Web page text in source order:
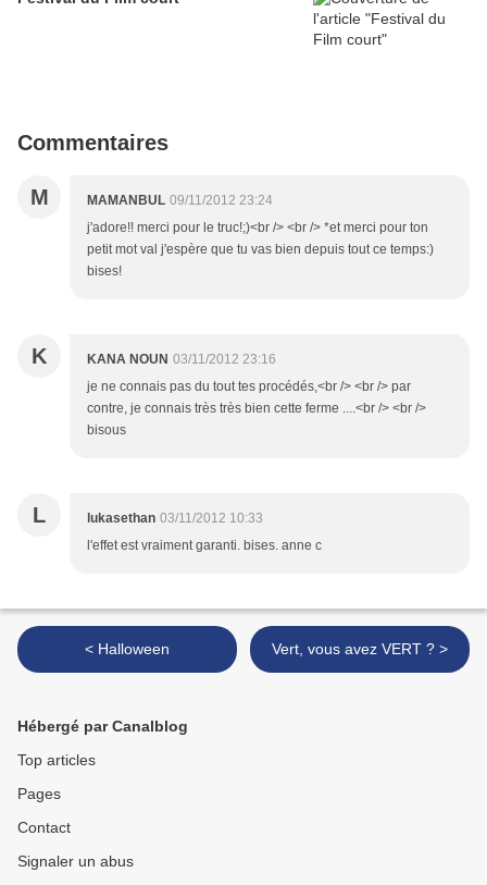
Commentaires
M MAMANBUL 09/11/2012 23:24
j'adore!! merci pour le truc!;)<br /> <br /> *et merci pour ton
petit mot val j'espère que tu vas bien depuis tout ce temps:)
bises!
K KANA NOUN 03/11/2012 23:16
je ne connais pas du tout tes procédés,<br /> <br /> par
contre, je connais très très bien cette ferme ....<br /> <br />
bisous
L lukasethan 03/11/2012 10:33
l'effet est vraiment garanti. bises. anne c
< Halloween Vert, vous avez VERT ? >
Hébergé par Canalblog
Top articles
Pages
Contact
Signaler un abus